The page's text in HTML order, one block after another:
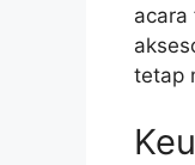
acara
tetap